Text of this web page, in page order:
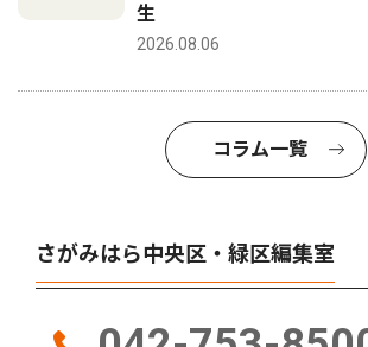
生
2026.08.06
コラム一覧
さがみはら中央区・緑区編集室